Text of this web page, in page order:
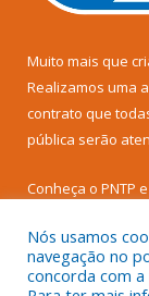
Muito mais que
Realizamos uma
contrato que
pública serão
Conheça o PNTP
Nós usamos
navegação no
concorda com